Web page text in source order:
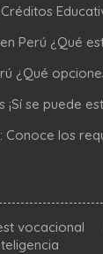
Perú ¿Qué
¿Qué
se puede
Conoce los
vocacional